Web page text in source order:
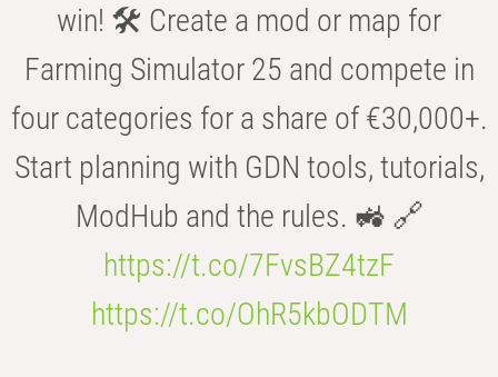
win! 🛠️ Create a mod or map for
Farming Simulator 25 and compete in
four categories for a share of €30,000+.
Start planning with GDN tools, tutorials,
ModHub and the rules. 🚜 🔗
https://t.co/7FvsBZ4tzF
https://t.co/OhR5kbODTM